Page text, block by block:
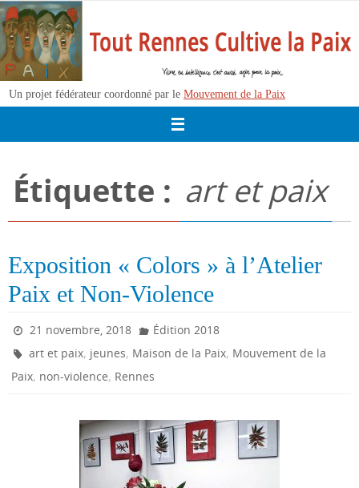
Passer
vers
le
contenu
Un projet fédérateur coordonné par leMouvement de la Paix
Étiquette : art et paix
Exposition « Colors » à l’Atelier
Paix et Non-Violence
21 novembre, 2018
Édition 2018
art et paix, jeunes, Maison de la Paix, Mouvement de la
Paix, non-violence, Rennes